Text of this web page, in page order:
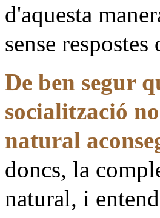
d'aquesta
sense
De ben segur
socialització
natural
doncs, la
natural, i